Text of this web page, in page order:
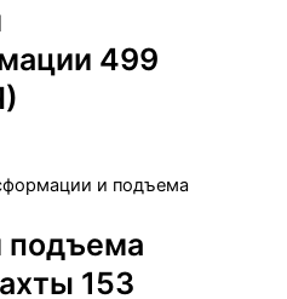
499
и подъема
подъема
153